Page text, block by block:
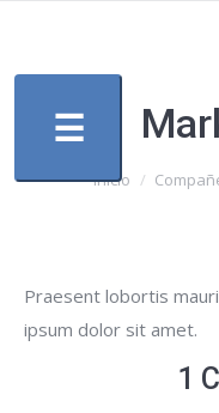
Estás aquí:Inicio
Praesent lobortis
ipsum dolor sit amet.
1
☰